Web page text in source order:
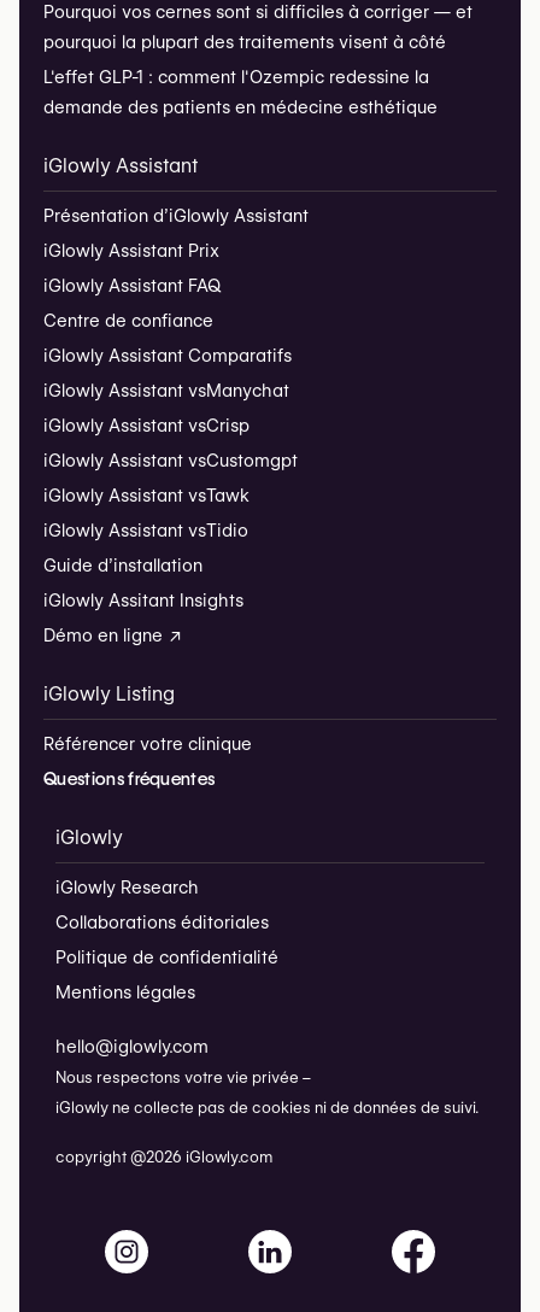
Pourquoi vos cernes sont si difficiles à corriger — et
pourquoi la plupart des traitements visent à côté
L'effet GLP-1 : comment l'Ozempic redessine la
demande des patients en médecine esthétique
iGlowly Assistant
Présentation d’iGlowly Assistant
iGlowly Assistant Prix
iGlowly Assistant FAQ
Centre de confiance
iGlowly Assistant Comparatifs
iGlowly Assistant vsManychat
iGlowly Assistant vsCrisp
iGlowly Assistant vsCustomgpt
iGlowly Assistant vsTawk
iGlowly Assistant vsTidio
Guide d’installation
iGlowly Assitant Insights
Démo en ligne ↗
iGlowly Listing
Référencer votre clinique
Questions fréquentes
iGlowly
iGlowly Research
Collaborations éditoriales
Politique de confidentialité
Mentions légales
hello@iglowly.com
Nous respectons votre vie privée –
iGlowly ne collecte pas de cookies ni de données de suivi.
copyright @2026 iGlowly.com